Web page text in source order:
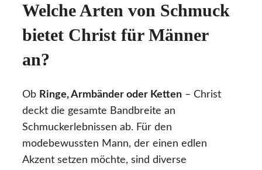
Welche Arten von Schmuck
bietet Christ für Männer
an?
Ob Ringe, Armbänder oder Ketten – Christ
deckt die gesamte Bandbreite an
Schmuckerlebnissen ab. Für den
modebewussten Mann, der einen edlen
Akzent setzen möchte, sind diverse